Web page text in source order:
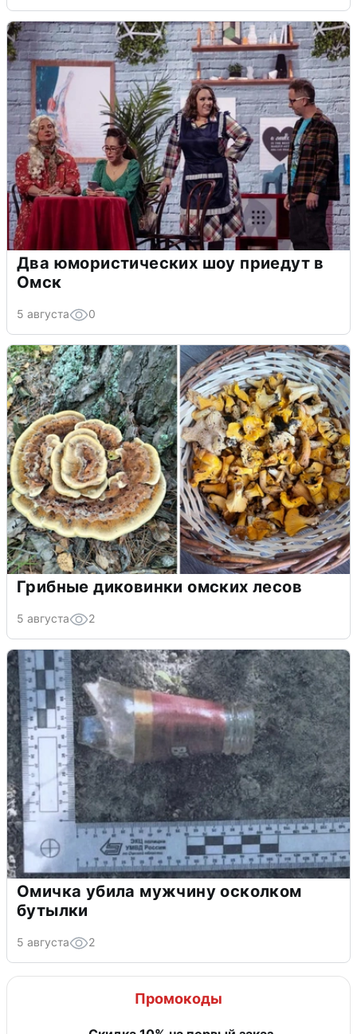
Два юмористических шоу приедут в
Омск
5 августа 0
Грибные диковинки омских лесов
5 августа 2
Омичка убила мужчину осколком
бутылки
5 августа 2
Промокоды